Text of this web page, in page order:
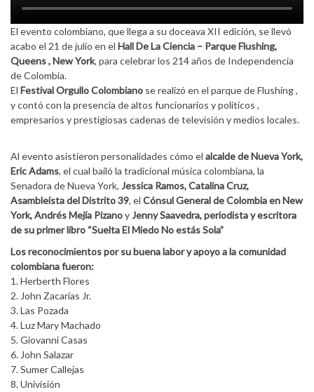
El evento colombiano, que llega a su doceava XII edición, se llevó
acabo el 21 de julio en el Hall De La Ciencia – Parque Flushing,
Queens , New York, para celebrar los 214 años de Independencia
de Colombia.
El Festival Orgullo Colombiano se realizó en el parque de Flushing ,
y contó con la presencia de altos funcionarios y políticos ,
empresarios y prestigiosas cadenas de televisión y medios locales.
Al evento asistieron personalidades cómo el alcalde de Nueva York,
Eric Adams, el cual bailó la tradicional música colombiana, la
Senadora de Nueva York, Jessica Ramos, Catalina Cruz,
Asambleísta del Distrito 39, el Cónsul General de Colombia en New
York, Andrés Mejía Pizanoy Jenny Saavedra, periodista y escritora
de su primer libro “Suelta El Miedo No estás Sola”
Los reconocimientos por su buena labor y apoyo a la comunidad
colombiana fueron:
1. Herberth Flores
2. John Zacarías Jr.
3. Las Pozada
4. Luz Mary Machado
5. Giovanni Casas
6. John Salazar
7. Sumer Callejas
8. Univisión